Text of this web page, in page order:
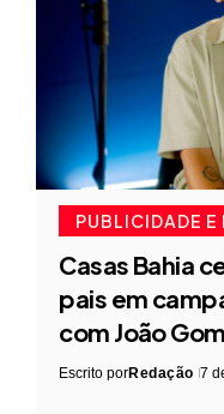
PUBLICIDADE E
Casas Bahia
pais em
com João
Escrito porRedação 7